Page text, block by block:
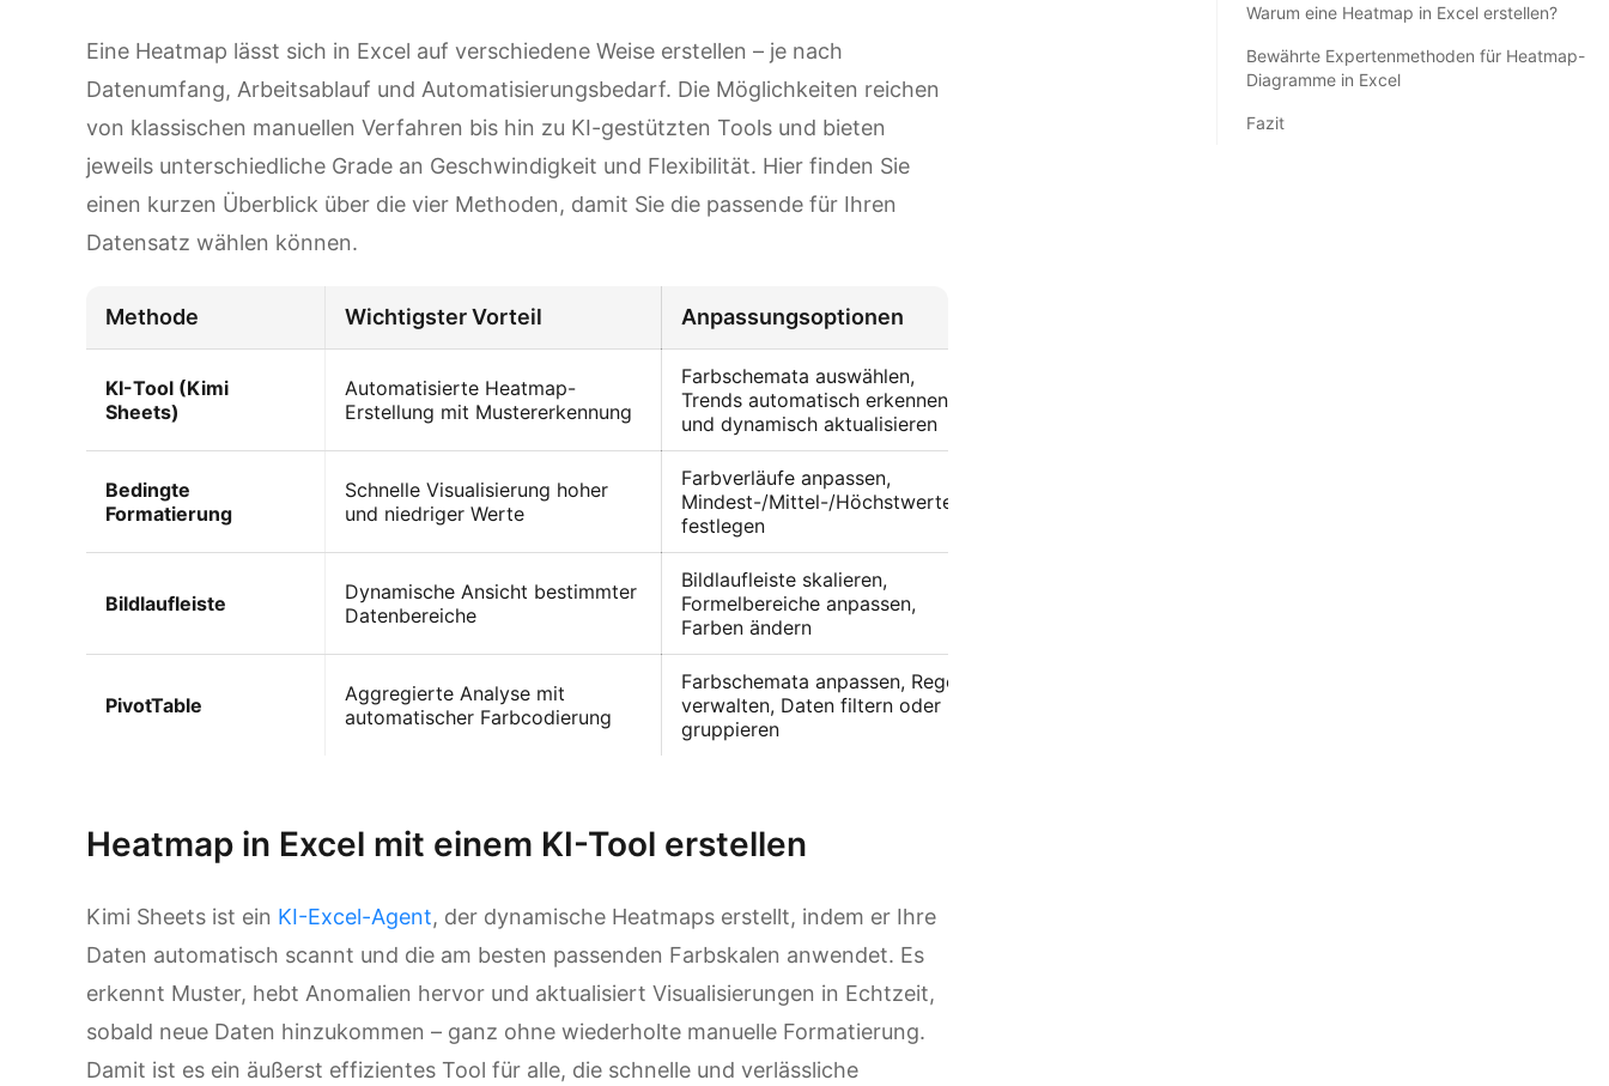
Eine Heatmap lässt sich in Excel auf verschiedene Weise erstellen – je nach
Datenumfang, Arbeitsablauf und Automatisierungsbedarf. Die Möglichkeiten reichen
von klassischen manuellen Verfahren bis hin zu KI-gestützten Tools und bieten
jeweils unterschiedliche Grade an Geschwindigkeit und Flexibilität. Hier finden Sie
einen kurzen Überblick über die vier Methoden, damit Sie die passende für Ihren
Datensatz wählen können.
Methode Wichtigster Vorteil Anpassungsoptionen
KI-Tool (Kimi
Sheets)
Automatisierte Heatmap-
Erstellung mit Mustererkennung
Farbschemata auswählen,
Trends automatisch erkennen
und dynamisch aktualisieren
Bedingte
Formatierung
Schnelle Visualisierung hoher
und niedriger Werte
Farbverläufe anpassen,
Mindest-/Mittel-/Höchstwerte
festlegen
Bildlaufleiste
Dynamische Ansicht bestimmter
Datenbereiche
Bildlaufleiste skalieren,
Formelbereiche anpassen,
Farben ändern
PivotTable
Aggregierte Analyse mit
automatischer Farbcodierung
Farbschemata anpassen, Regeln
verwalten, Daten filtern oder
gruppieren
Heatmap in Excel mit einem KI-Tool erstellen
Kimi Sheets ist ein KI-Excel-Agent, der dynamische Heatmaps erstellt, indem er Ihre
Daten automatisch scannt und die am besten passenden Farbskalen anwendet. Es
erkennt Muster, hebt Anomalien hervor und aktualisiert Visualisierungen in Echtzeit,
sobald neue Daten hinzukommen – ganz ohne wiederholte manuelle Formatierung.
Damit ist es ein äußerst effizientes Tool für alle, die schnelle und verlässliche
Warum eine Heatmap in Excel erstellen?
Bewährte Expertenmethoden für Heatmap-
Diagramme in Excel
Fazit